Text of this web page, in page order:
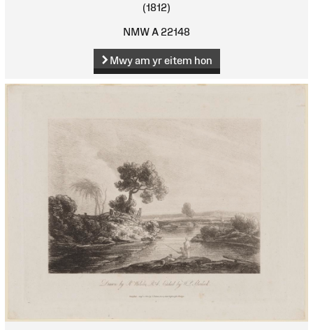
(1812)
NMW A 22148
Mwy am yr eitem hon